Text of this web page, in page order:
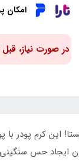
امکان
در صورت نیاز،
این کرم
حس سنگینی.